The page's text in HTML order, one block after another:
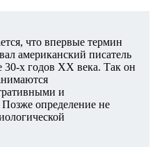
что впервые термин
американский писатель
х годов ХХ века. Так он
и
определение не